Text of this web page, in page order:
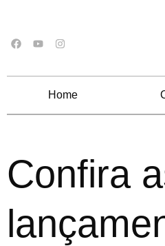
Home
Confira